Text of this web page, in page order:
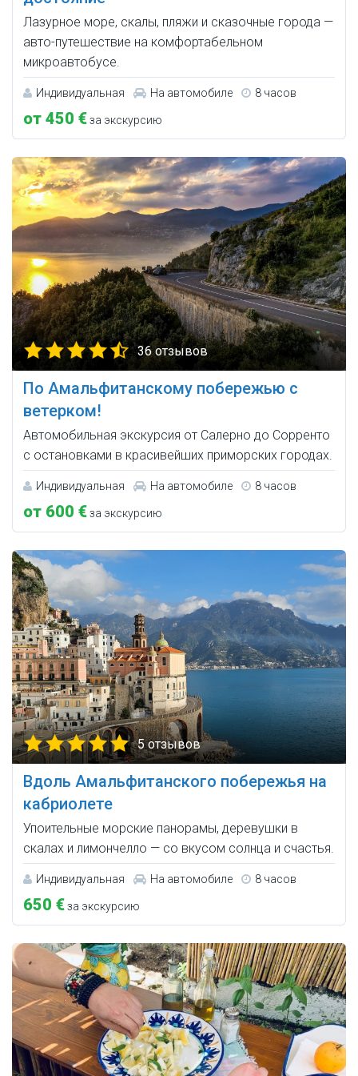
Лазурное море, скалы, пляжи и сказочные города —
авто-путешествие на комфортабельном
микроавтобусе.
Индивидуальная На автомобиле 8 часов
от 450 €за экскурсию
36 отзывов
По Амальфитанскому побережью с
ветерком!
Автомобильная экскурсия от Салерно до Сорренто
с остановками в красивейших приморских городах.
Индивидуальная На автомобиле 8 часов
от 600 €за экскурсию
5 отзывов
Вдоль Амальфитанского побережья на
кабриолете
Упоительные морские панорамы, деревушки в
скалах и лимончелло — со вкусом солнца и счастья.
Индивидуальная На автомобиле 8 часов
650 €за экскурсию